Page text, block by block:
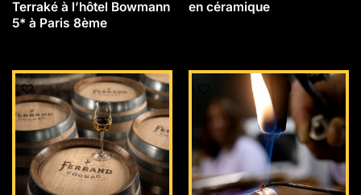
Terraké à l’hôtel Bowmann
5* à Paris 8ème
en céramique